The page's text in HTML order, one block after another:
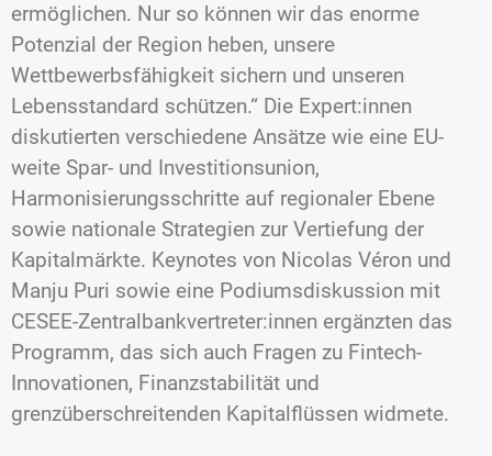
ermöglichen. Nur so können wir das enorme
Potenzial der Region heben, unsere
Wettbewerbsfähigkeit sichern und unseren
Lebensstandard schützen.“ Die Expert:innen
diskutierten verschiedene Ansätze wie eine EU-
weite Spar- und Investitionsunion,
Harmonisierungsschritte auf regionaler Ebene
sowie nationale Strategien zur Vertiefung der
Kapitalmärkte. Keynotes von Nicolas Véron und
Manju Puri sowie eine Podiumsdiskussion mit
CESEE-Zentralbankvertreter:innen ergänzten das
Programm, das sich auch Fragen zu Fintech-
Innovationen, Finanzstabilität und
grenzüberschreitenden Kapitalflüssen widmete.